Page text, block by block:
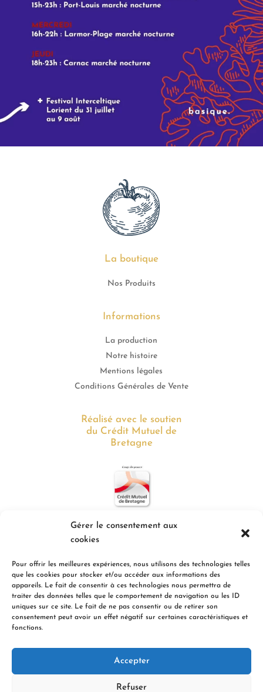
Gérer le consentement aux
cookies
Pour offrir les meilleures expériences, nous utilisons des technologies telles
que les cookies pour stocker et/ou accéder aux informations des
appareils. Le fait de consentir à ces technologies nous permettra de
traiter des données telles que le comportement de navigation ou les ID
uniques sur ce site. Le fait de ne pas consentir ou de retirer son
consentement peut avoir un effet négatif sur certaines caractéristiques et
fonctions.
Accepter
Refuser
La boutique
Nos Produits
Informations
La production
Notre histoire
Mentions légales
Conditions Générales de Vente
Réalisé avec le soutien
du Crédit Mutuel de
Bretagne
Inscrivez-vous à la newsletter
Je m'inscris
En indiquant votre adresse email ci-dessus, vous
consentez à recevoir nos actualités par voie électronique.